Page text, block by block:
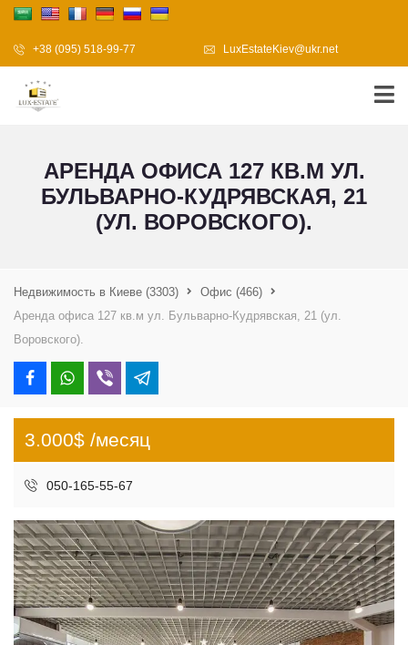
+38 (095) 518-99-77 LuxEstateKiev@ukr.net
АРЕНДА ОФИСА 127 КВ.М УЛ.
БУЛЬВАРНО-КУДРЯВСКАЯ, 21
(УЛ. ВОРОВСКОГО).
Недвижимость в Киеве (3303) Офис (466)
Аренда офиса 127 кв.м ул. Бульварно-Кудрявская, 21 (ул.
Воровского).
3.000$ /месяц
050-165-55-67